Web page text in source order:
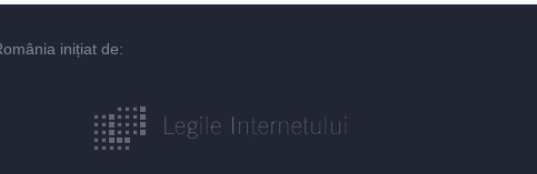
inițiat de: